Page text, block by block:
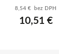
Rámček
zvislý - oceľová
8,54 € bez DPH
10,51 €